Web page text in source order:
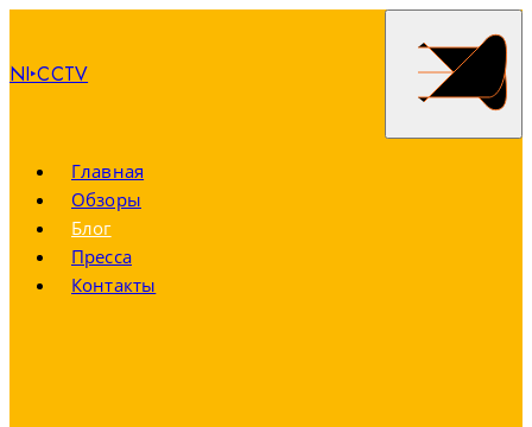
NI‣CCTV
Главная
Обзоры
Блог
Пресса
Контакты